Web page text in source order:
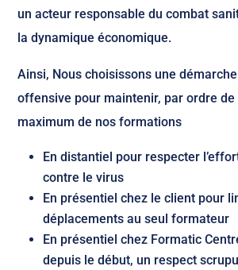
un acteur responsable du combat
la dynamique économique.
Ainsi, Nous choisissons une
offensive pour maintenir, par ordre
maximum de nos formations
En distantiel pour respecter
contre le virus
En présentiel chez le client pour
déplacements au seul formateur
En présentiel chez Formatic
depuis le début, un respect